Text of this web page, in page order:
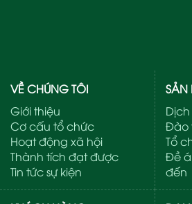
VỀ CHÚNG TÔI
Giới thiệu
Cơ cấu tổ chức
Hoạt động xã hội
Thành tích đạt được
Tin tức sự kiện
SẢN
Đào
Tổ
Đề
đến